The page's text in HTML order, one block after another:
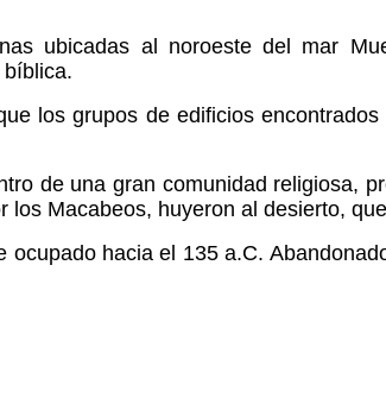
ubicadas al noroeste del mar
los grupos de edificios
de una gran comunidad religiosa,
los Macabeos, huyeron al desierto,
ocupado hacia el 135 a.C.